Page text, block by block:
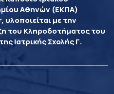
Αθηνών (ΕΚΠΑ)
με την
του Κληροδοτήματος του
Ιατρικής Σχολής Γ.